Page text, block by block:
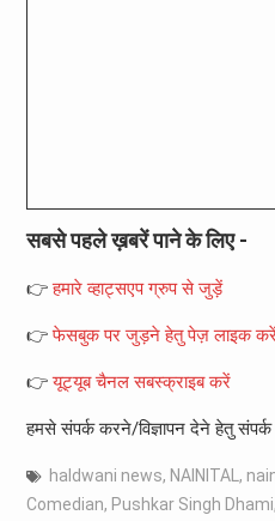
सबसे पहले ख़बरें पाने के लिए -
👉हमारे व्हाट्सएप ग्रुप से जुड़ें
👉फेसबुक पर जुड़ने हेतु पेज़ लाइक
👉यूट्यूब चैनल सबस्क्राइब करें
हमसे संपर्क करने/विज्ञापन देने हेतु
haldwani news, NAINITAL ,
Comedian, Pushkar Singh Dhami